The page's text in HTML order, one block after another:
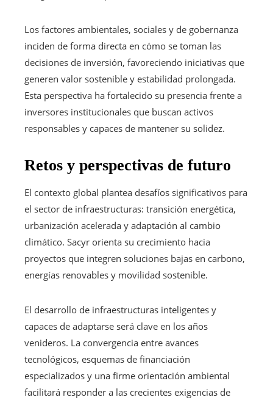
Los factores ambientales, sociales y de gobernanza
inciden de forma directa en cómo se toman las
decisiones de inversión, favoreciendo iniciativas que
generen valor sostenible y estabilidad prolongada.
Esta perspectiva ha fortalecido su presencia frente a
inversores institucionales que buscan activos
responsables y capaces de mantener su solidez.
Retos y perspectivas de futuro
El contexto global plantea desafíos significativos para
el sector de infraestructuras: transición energética,
urbanización acelerada y adaptación al cambio
climático. Sacyr orienta su crecimiento hacia
proyectos que integren soluciones bajas en carbono,
energías renovables y movilidad sostenible.
El desarrollo de infraestructuras inteligentes y
capaces de adaptarse será clave en los años
venideros. La convergencia entre avances
tecnológicos, esquemas de financiación
especializados y una firme orientación ambiental
facilitará responder a las crecientes exigencias de